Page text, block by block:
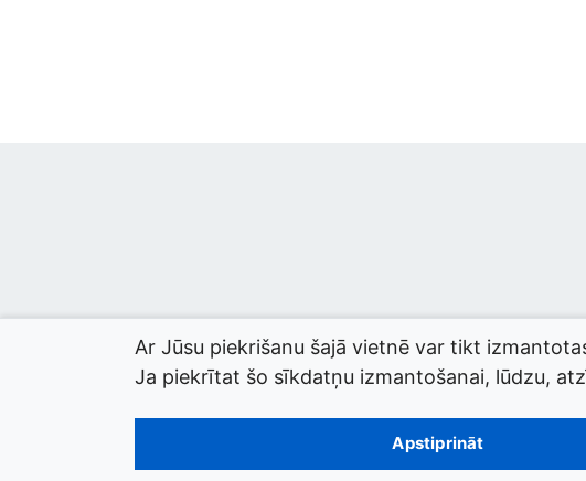
© 2026 termini.gov.lv. Izstrādātājs:
Ar Jūsu piekrišanu šajā vietnē var tikt
Ja piekrītat šo sīkdatņu izmantošanai, lūdzu,
Apstiprināt